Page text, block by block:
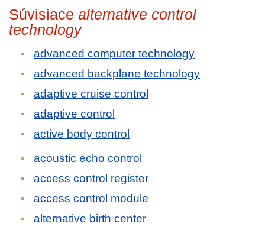
Súvisiace alternative control
technology
advanced computer technology
advanced backplane technology
adaptive cruise control
adaptive control
active body control
acoustic echo control
access control register
access control module
alternative birth center